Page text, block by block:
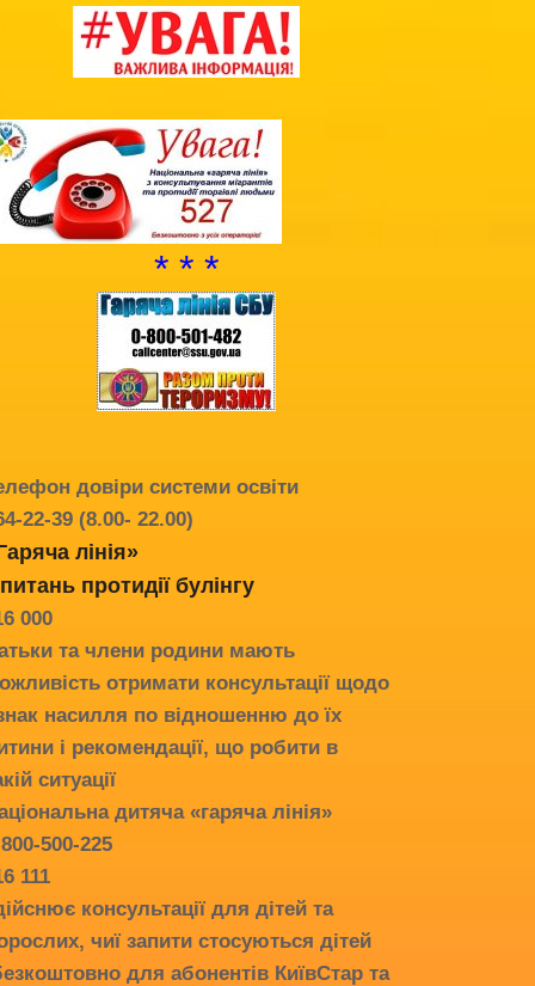
Благодійна допомога
Додаткова інформація
(вихованців)
НМТ 2025
* * *
довіри системи освіти
22-39 (8.00- 22.00)
лінія»
протидії булінгу
000
та члени родини мають
отримати консультації щодо
насилля по відношенню до їх
і рекомендації, що робити в
ситуації
дитяча «гаряча лінія»
500-225
111
консультації для дітей та
чиї запити стосуються дітей
для абонентів КиївСтар та